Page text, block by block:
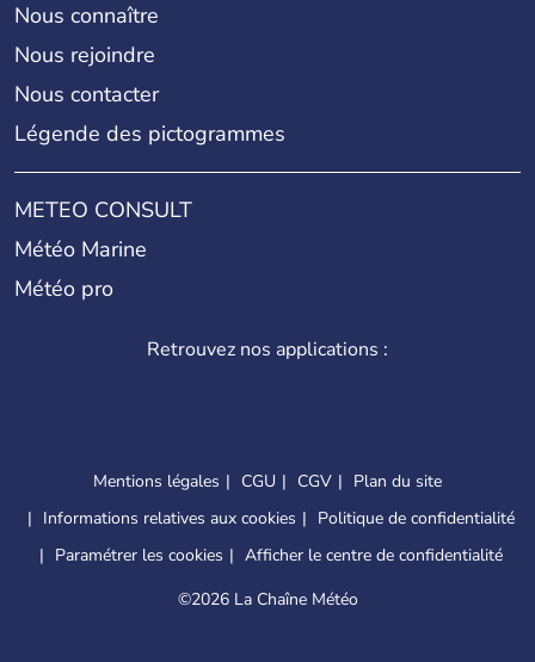
Nous connaître
Nous rejoindre
Nous contacter
Légende des pictogrammes
METEO CONSULT
Météo Marine
Météo pro
Retrouvez nos applications :
Mentions légales CGU CGV
Plan du site
Informations relatives aux cookies
Politique de confidentialité
Paramétrer les cookies
Afficher le centre de confidentialité
©2026 La Chaîne Météo